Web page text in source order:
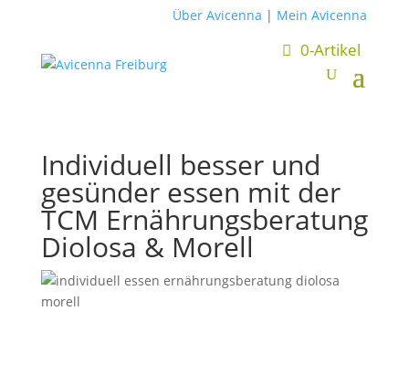
Über Avicenna | Mein Avicenna
0-Artikel
Individuell besser und
gesünder essen mit der
TCM Ernährungsberatung
Diolosa & Morell